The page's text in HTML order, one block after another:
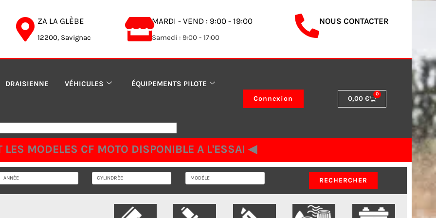
ZA LA GLÈBE
12200, Savignac
MARDI - VEND : 9:00 - 19:00
Samedi : 9:00 - 17:00
NOUS CONTACTER
DRAISIENNE VÉHICULES ÉQUIPEMENTS PILOTE
Connexion 0,00€
0
Panier
LES MODELES CF MOTO DISPONIBLE A L'ESSAI ◀︎
RECHERCHER